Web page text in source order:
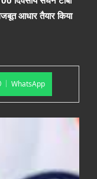
आधार तैयार किया
WhatsApp